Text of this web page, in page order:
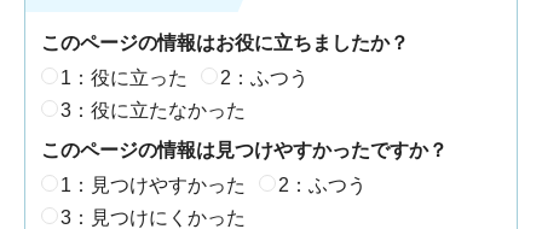
このページの情報はお役に立ちましたか？
1：役に立った
2：ふつう
3：役に立たなかった
このページの情報は見つけやすかったですか？
1：見つけやすかった
2：ふつう
3：見つけにくかった